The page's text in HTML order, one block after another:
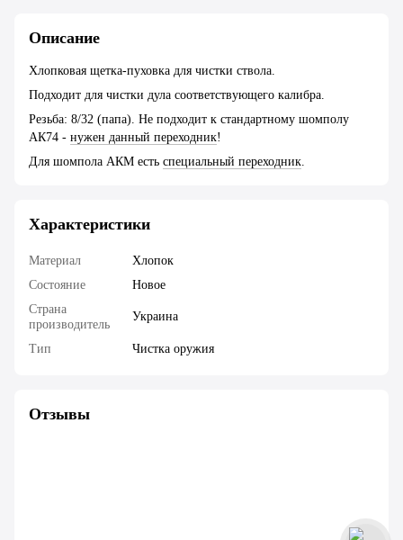
Описание
Хлопковая щетка-пуховка для чистки ствола.
Подходит для чистки дула соответствующего калибра.
Резьба: 8/32 (папа). Не подходит к стандартному шомполу
АК74 - нужен данный переходник!
Для шомпола АКМ есть специальный переходник.
Характеристики
Материал
Хлопок
Состояние
Новое
Страна
производитель
Украина
Тип Чистка оружия
Отзывы